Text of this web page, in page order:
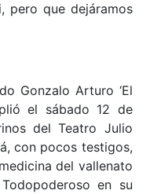
pero que dejáramos
Gonzalo Arturo ‘El
el sábado 12 de
del Teatro Julio
con pocos testigos,
del vallenato
en su